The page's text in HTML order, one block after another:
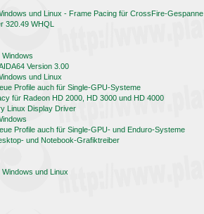
und Linux - Frame Pacing für CrossFire-Gespanne
320.49 WHQL
Version 3.00
und Linux
Profile auch für Single-GPU-Systeme
für Radeon HD 2000, HD 3000 und HD 4000
Linux Display Driver
Profile auch für Single-GPU- und Enduro-Systeme
und Notebook-Grafiktreiber
und Linux